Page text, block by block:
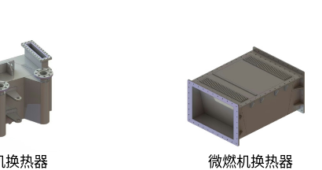
换热器 微燃机换热器